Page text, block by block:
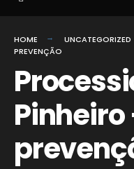
HOME UNCATEGORIZED
PREVENÇÃO
Pinheiro